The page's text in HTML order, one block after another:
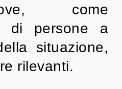
come
di persone a
situazione,
rilevanti.